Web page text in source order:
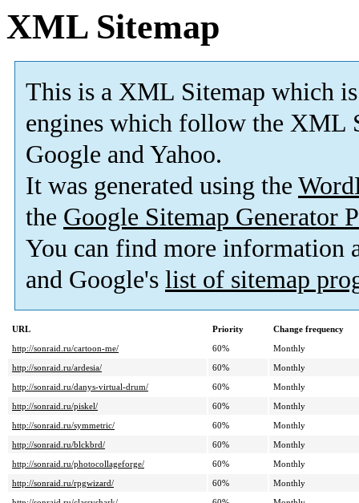
XML Sitemap
This is a XML Sitemap which is
engines which follow the XML
Google and Yahoo.
It was generated using the
the Google Sitemap Generator
You can find more information
and Google's list of sitemap
URL Priority
Change frequency
http://sonraid.ru/cartoon-me/
60%
Monthly
http://sonraid.ru/ardesia/
60%
Monthly
http://sonraid.ru/danys-virtual-drum/
60%
Monthly
http://sonraid.ru/piskel/
60%
Monthly
http://sonraid.ru/symmetric/
60%
Monthly
http://sonraid.ru/blckbrd/
60%
Monthly
http://sonraid.ru/photocollageforge/
60%
Monthly
http://sonraid.ru/rpgwizard/
60%
Monthly